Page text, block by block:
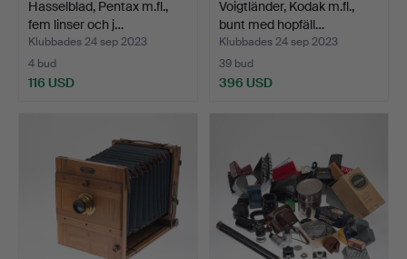
Hasselblad, Pentax m.fl.,
fem linser och j…
Klubbades 24 sep 2023
4 bud
116 USD
Voigtländer, Kodak m.fl.,
bunt med hopfäll…
Klubbades 24 sep 2023
39 bud
396 USD